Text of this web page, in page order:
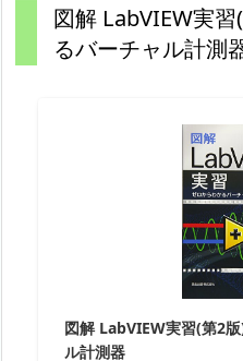
図解 LabVIEW実
るバーチャル計測
図解 LabVIEW実習(第2
ル計測器